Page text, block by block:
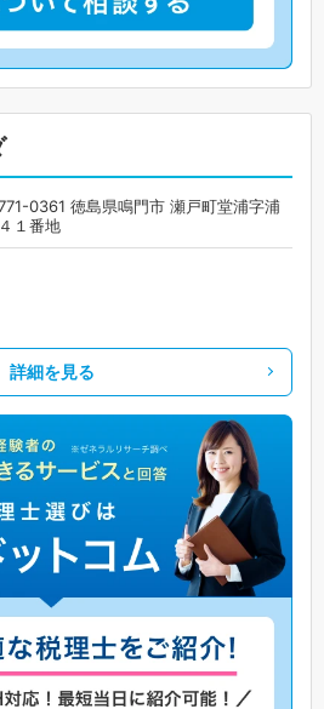
0361 徳島県鳴門市 瀬戸町堂浦字浦
１番地
詳細を見る